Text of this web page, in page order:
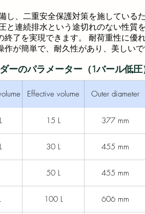
、二重安全保護対策を施している
と連続排水という途切れのない性質
終了を実現できます。 耐荷重性に
が簡単で、耐久性があり、美しいで
ーのパラメーター（1バール低圧
Effective volume Outer diameter
15 L 377 mm
30 L 455 mm
50 L 455 mm
100 L 606 mm